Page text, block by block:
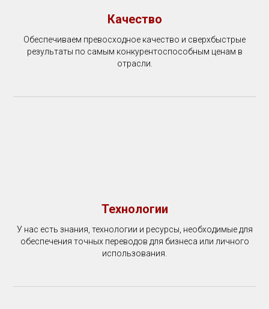
Качество
Обеспечиваем превосходное качество и сверхбыстрые
результаты по самым конкурентоспособным ценам в
отрасли.
Технологии
У нас есть знания, технологии и ресурсы, необходимые для
обеспечения точных переводов для бизнеса или личного
использования.